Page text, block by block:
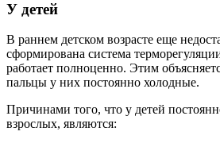
У детей
В раннем детском возрасте еще
сформирована система
работает полноценно. Этим
пальцы у них постоянно холодные.
Причинами того, что у детей
взрослых, являются: